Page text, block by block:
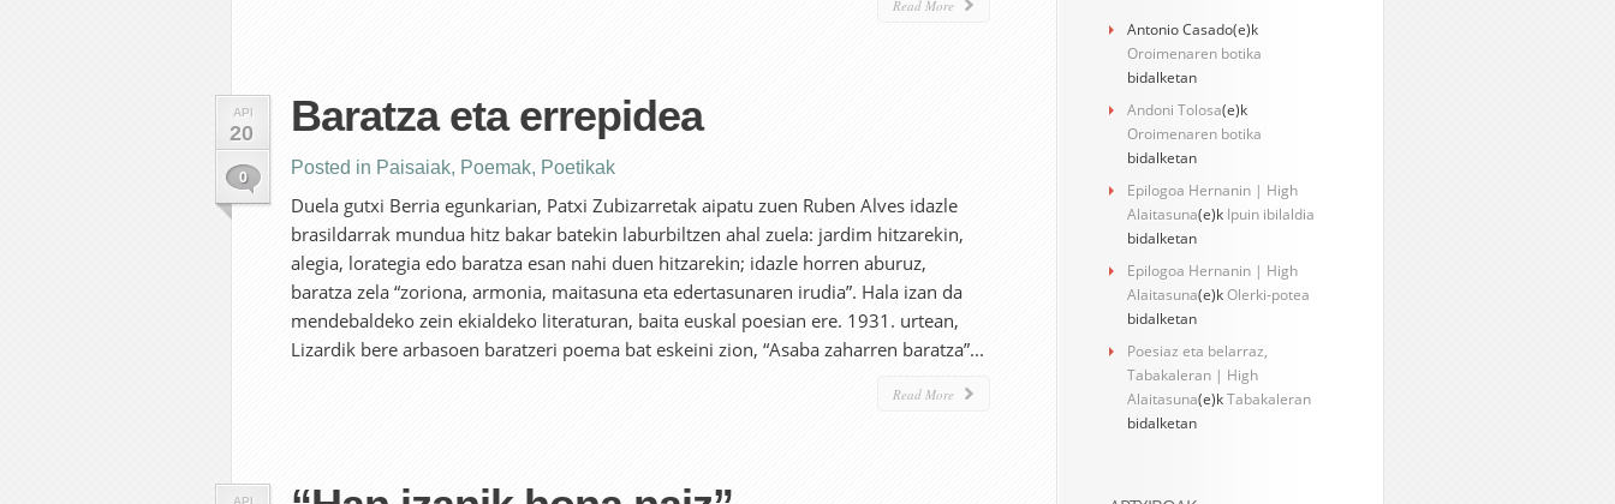
Read More
API
20
0
Baratza eta errepidea
Posted in Paisaiak, Poemak, Poetikak
Duela gutxi Berria egunkarian, Patxi Zubizarretak aipatu zuen Ruben Alves idazle
brasildarrak mundua hitz bakar batekin laburbiltzen ahal zuela: jardim hitzarekin,
alegia, lorategia edo baratza esan nahi duen hitzarekin; idazle horren aburuz,
baratza zela “zoriona, armonia, maitasuna eta edertasunaren irudia”. Hala izan da
mendebaldeko zein ekialdeko literaturan, baita euskal poesian ere. 1931. urtean,
Lizardik bere arbasoen baratzeri poema bat eskeini zion, “Asaba zaharren baratza”...
Read More
API
Antonio Casado(e)k
Oroimenaren botika
bidalketan
Andoni Tolosa(e)k
Oroimenaren botika
bidalketan
Epilogoa Hernanin | High
Alaitasuna(e)k Ipuin ibilaldia
bidalketan
Epilogoa Hernanin | High
Alaitasuna(e)kOlerki-potea
bidalketan
Poesiaz eta belarraz,
Tabakaleran | High
Alaitasuna(e)kTabakaleran
bidalketan